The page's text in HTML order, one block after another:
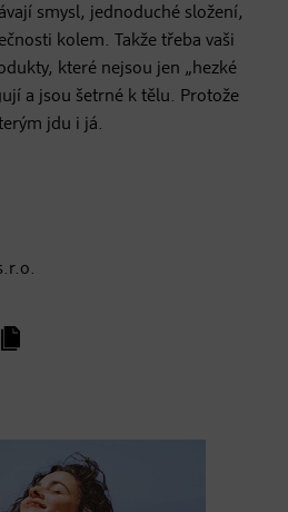
smysl, jednoduché složení,
kolem. Takže třeba vaši
které nejsou jen „hezké
a jsou šetrné k tělu. Protože
jdu i já.